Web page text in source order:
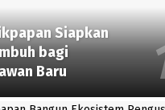
Siapkan
bagi
Baru